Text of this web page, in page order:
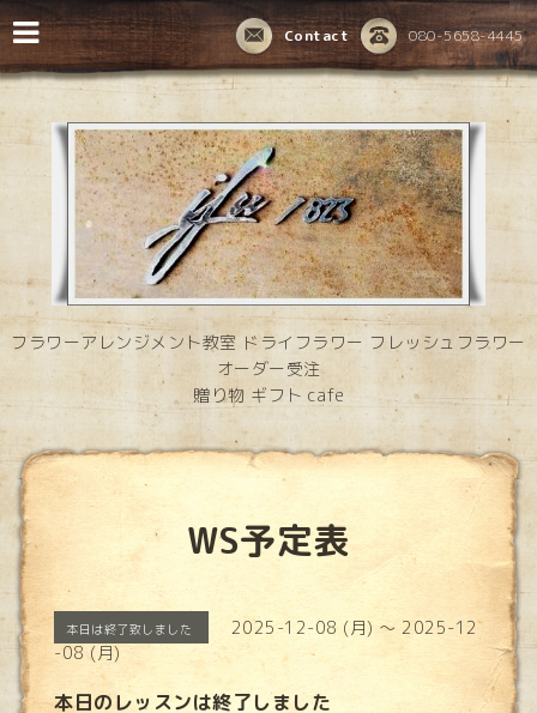
080-5658-4445
Contact
フラワーアレンジメント教室 ドライフラワー フレッシュフラワー
オーダー受注
贈り物 ギフト cafe
WS予定表
本日は終了致しました
2025-12-08 (月) ～ 2025-12
-08 (月)
本日のレッスンは終了しました